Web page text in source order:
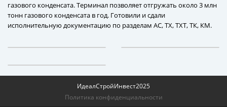
газового конденсата. Терминал позволяет отгружать около 3 млн
тонн газового конденсата в год. Готовили и сдали
исполнительную документацию по разделам АС, ТХ, ТХТ, ТК, КМ.
ИдеалСтройИнвест2025
Политика конфиденциальности